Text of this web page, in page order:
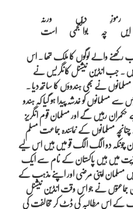
رموزِ دیں ورنہ
رکھنے والے لوگوں کا ملک تھا ۔ اس
۔ جب انڈین نیشنل کانگریس نے
مسلمانوں نے بھی ہندووَں کا ساتھ دیا ۔
مسلمانوں کو خدشہ پیدا ہو گیا کہ ہندو
رہیں گے اور مسلمان قوم انگریز
مسلمانوں کے نمائندہ جماعت مسلم
چونکہ دو الگ الگ قو میں ہیں اس لیے
میں ہیں پاکستان کے نام سے ایک
اپنی مرضی اور اپنے مذہب کے
جماعتوں نے جو اس وقت انڈین نیشنل
کے اس مطالبہ کی ڈٹ کر مخالفت کی